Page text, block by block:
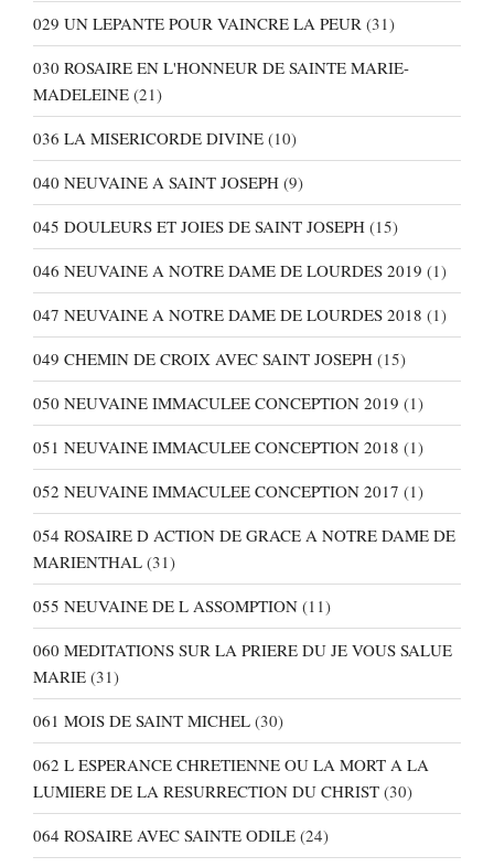
029 UN LEPANTE POUR VAINCRE LA PEUR (31)
030 ROSAIRE EN L'HONNEUR DE SAINTE MARIE-
MADELEINE (21)
036 LA MISERICORDE DIVINE (10)
040 NEUVAINE A SAINT JOSEPH (9)
045 DOULEURS ET JOIES DE SAINT JOSEPH (15)
046 NEUVAINE A NOTRE DAME DE LOURDES 2019 (1)
047 NEUVAINE A NOTRE DAME DE LOURDES 2018 (1)
049 CHEMIN DE CROIX AVEC SAINT JOSEPH (15)
050 NEUVAINE IMMACULEE CONCEPTION 2019 (1)
051 NEUVAINE IMMACULEE CONCEPTION 2018 (1)
052 NEUVAINE IMMACULEE CONCEPTION 2017 (1)
054 ROSAIRE D ACTION DE GRACE A NOTRE DAME DE
MARIENTHAL (31)
055 NEUVAINE DE L ASSOMPTION (11)
060 MEDITATIONS SUR LA PRIERE DU JE VOUS SALUE
MARIE (31)
061 MOIS DE SAINT MICHEL (30)
062 L ESPERANCE CHRETIENNE OU LA MORT A LA
LUMIERE DE LA RESURRECTION DU CHRIST (30)
064 ROSAIRE AVEC SAINTE ODILE (24)